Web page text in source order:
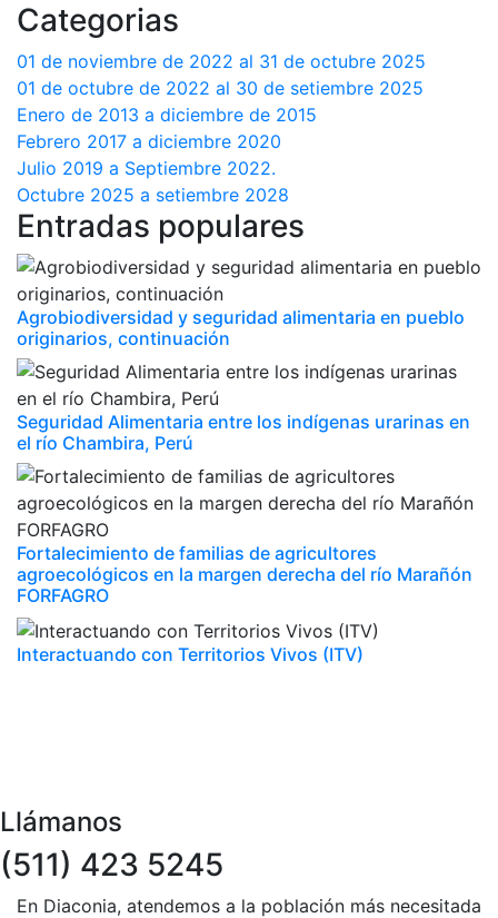
Categorias
01 de noviembre de 2022 al 31 de octubre 2025
01 de octubre de 2022 al 30 de setiembre 2025
Enero de 2013 a diciembre de 2015
Febrero 2017 a diciembre 2020
Julio 2019 a Septiembre 2022.
Octubre 2025 a setiembre 2028
Entradas populares
Agrobiodiversidad y seguridad alimentaria en pueblo
originarios, continuación
Seguridad Alimentaria entre los indígenas urarinas en
el río Chambira, Perú
Fortalecimiento de familias de agricultores
agroecológicos en la margen derecha del río Marañón
FORFAGRO
Interactuando con Territorios Vivos (ITV)
Llámanos
(511) 423 5245
En Diaconia, atendemos a la población más necesitada